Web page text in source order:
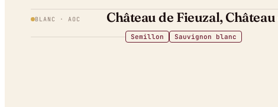
BLANC · AOC Château de Fieuzal,
Semillon Sauvignon blanc